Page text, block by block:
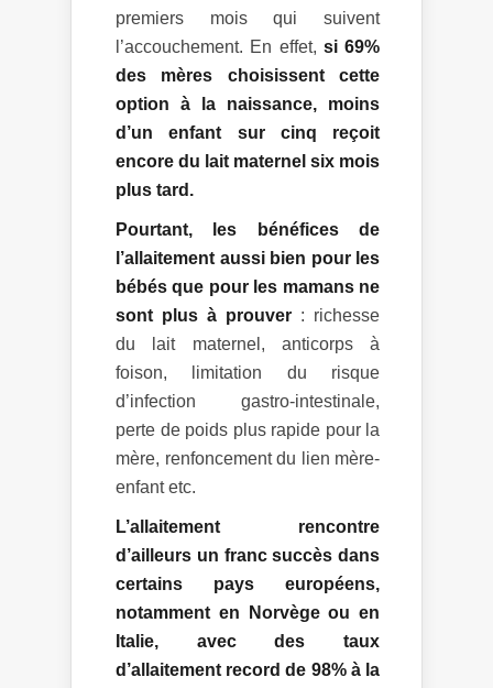
premiers mois qui suivent
l’accouchement. En effet, si 69%
des mères choisissent cette
option à la naissance, moins
d’un enfant sur cinq reçoit
encore du lait maternel six mois
plus tard.
Pourtant, les bénéfices de
l’allaitement aussi bien pour les
bébés que pour les mamans ne
sont plus à prouver : richesse
du lait maternel, anticorps à
foison, limitation du risque
d’infection gastro-intestinale,
perte de poids plus rapide pour la
mère, renfoncement du lien mère-
enfant etc.
L’allaitement rencontre
d’ailleurs un franc succès dans
certains pays européens,
notamment en Norvège ou en
Italie, avec des taux
d’allaitement record de 98% à la